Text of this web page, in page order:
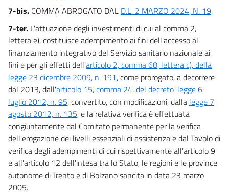
7-bis. COMMA ABROGATO DAL D.L. 2 MARZO 2024, N. 19.
7-ter. L'attuazione degli investimenti di cui al comma 2,
lettera e), costituisce adempimento ai fini dell'accesso al
finanziamento integrativo del Servizio sanitario nazionale ai
fini e per gli effetti dell'articolo 2, comma 68, lettera c), della
legge 23 dicembre 2009, n. 191, come prorogato, a decorrere
dal 2013, dall'articolo 15, comma 24, del decreto-legge 6
luglio 2012, n. 95, convertito, con modificazioni, dalla legge 7
agosto 2012, n. 135, e la relativa verifica è effettuata
congiuntamente dal Comitato permanente per la verifica
dell'erogazione dei livelli essenziali di assistenza e dal Tavolo di
verifica degli adempimenti di cui rispettivamente all'articolo 9
e all'articolo 12 dell'intesa tra lo Stato, le regioni e le province
autonome di Trento e di Bolzano sancita in data 23 marzo
2005.